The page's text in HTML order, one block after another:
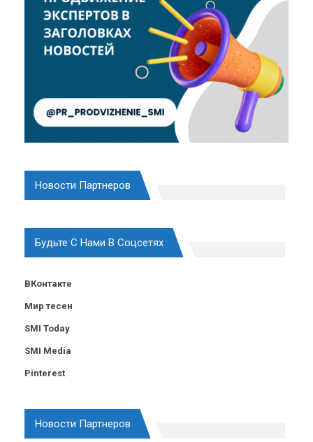
Новости Партнеров
Будьте С Нами В Соцсетях
ВКонтакте
Мир тесен
SMI Today
SMI Media
Pinterest
Новости Партнеров